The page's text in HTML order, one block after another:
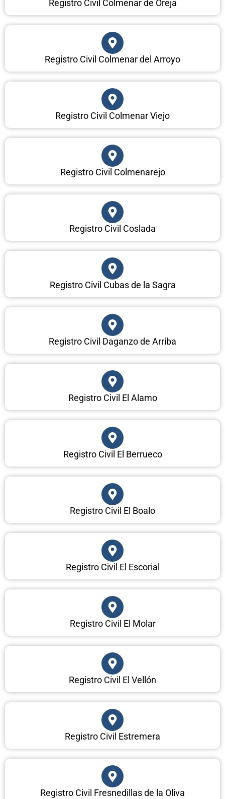
Registro Civil Colmenar de Oreja
Registro Civil Colmenar del Arroyo
Registro Civil Colmenar Viejo
Registro Civil Colmenarejo
Registro Civil Coslada
Registro Civil Cubas de la Sagra
Registro Civil Daganzo de Arriba
Registro Civil El Alamo
Registro Civil El Berrueco
Registro Civil El Boalo
Registro Civil El Escorial
Registro Civil El Molar
Registro Civil El Vellón
Registro Civil Estremera
Registro Civil Fresnedillas de la Oliva